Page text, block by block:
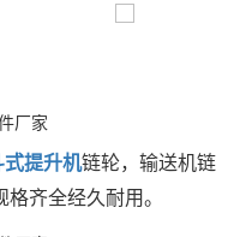
式提升机链轮，输送机链
齐全经久耐用。